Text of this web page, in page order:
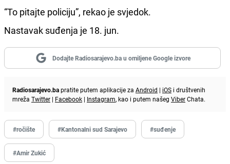
“To pitajte policiju”, rekao je svjedok.
Nastavak suđenja je 18. jun.
Dodajte Radiosarajevo.ba u omiljene Google izvore
Radiosarajevo.bapratite putem aplikacije za Android | iOS i društvenih
mreža Twitter | Facebook | Instagram, kao i putem našeg ViberChata.
#ročište #Kantonalni sud Sarajevo #suđenje
#Amir Zukić